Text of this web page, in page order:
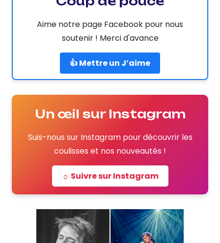
Aime notre page Facebook pour nous
soutenir ! Merci d'avance
👍 Mettre un J’aime
Un œil sur Instagram
Suis-nous sur Instagram pour découvrir les
coulisses et nos nouveautés !
☼ Suivre sur Instagram